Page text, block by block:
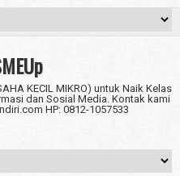
KECIL MIKRO) untuk Naik Kelas
dan Sosial Media. Kontak kami
HP: 0812-1057533